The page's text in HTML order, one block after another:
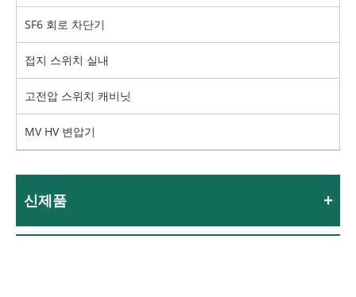
SF6 회로 차단기
접지 스위치 실내
고전압 스위치 캐비닛
MV HV 변압기
신제품